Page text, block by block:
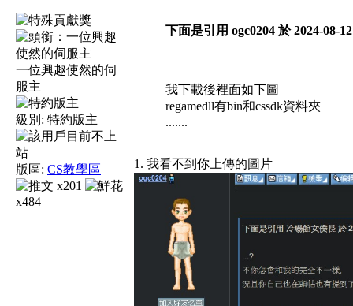
一位興趣使然的伺
服主
級別: 特約版主
版區: CS教學區
x201
x484
下面是引用 ogc0204 於 2024-08-
我下載後裡面如下圖
regamedll有bin和cssdk資料夾
.......
1. 我看不到你上傳的圖片